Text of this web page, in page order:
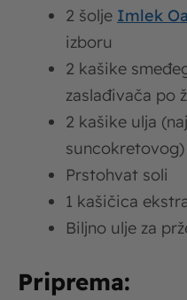
2 šolje Imlek
izboru
2 kašike
zaslađivača po
2 kašike ulja
suncokretovog)
Prstohvat soli
1 kašičica
Biljno ulje za
Priprema: